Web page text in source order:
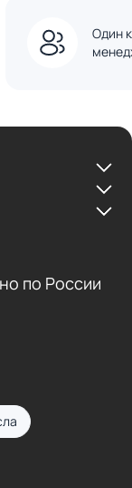
Один
по России